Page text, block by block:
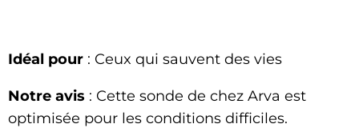
Idéal pour : Ceux qui sauvent des vies
Notre avis : Cette sonde de chez Arva est
optimisée pour les conditions difficiles.